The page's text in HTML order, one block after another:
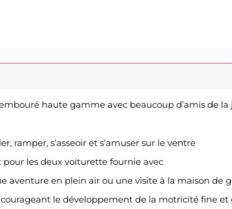
haute gamme avec beaucoup d’amis de
ramper, s’asseoir et s’amuser sur le ventre
les deux voiturette fournie avec
aventure en plein air ou une visite à la maison de
le développement de la motricité fine et